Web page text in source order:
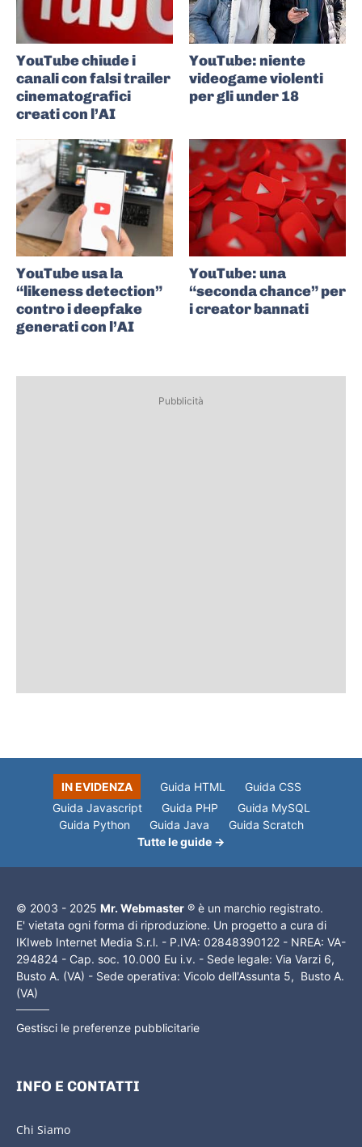
YouTube chiude i
canali con falsi trailer
cinematografici
creati con l’AI
YouTube: niente
videogame violenti
per gli under 18
YouTube usa la
“likeness detection”
contro i deepfake
generati con l’AI
YouTube: una
“seconda chance” per
i creator bannati
Pubblicità
IN EVIDENZA Guida HTML
Guida CSS
Guida Javascript
Guida PHP
Guida MySQL
Guida Python
Guida Java
Guida Scratch
Tutte le guide →
© 2003 - 2025 Mr. Webmaster ® è un marchio registrato.
E' vietata ogni forma di riproduzione. Un progetto a cura di
IKIweb Internet Media S.r.l. - P.IVA: 02848390122 - NREA: VA-
294824 - Cap. soc. 10.000 Eu i.v. - Sede legale: Via Varzi 6,
Busto A. (VA) - Sede operativa: Vicolo dell'Assunta 5, Busto A.
(VA)
Gestisci le preferenze pubblicitarie
INFO E CONTATTI
Chi Siamo